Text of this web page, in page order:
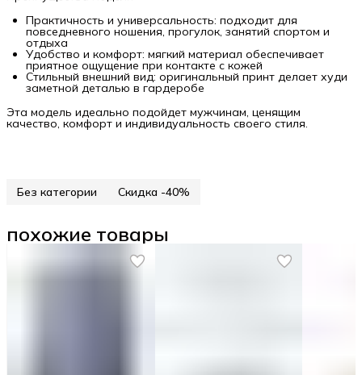
Практичность и универсальность: подходит для
повседневного ношения, прогулок, занятий спортом и
отдыха
Удобство и комфорт: мягкий материал обеспечивает
приятное ощущение при контакте с кожей
Стильный внешний вид: оригинальный принт делает худи
заметной деталью в гардеробе
Эта модель идеально подойдет мужчинам, ценящим
качество, комфорт и индивидуальность своего стиля.
Без категории Скидка -40%
похожие товары